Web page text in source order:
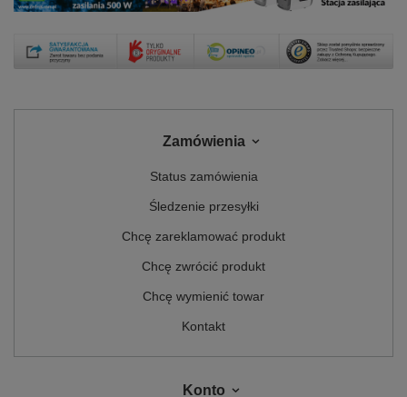
Zamówienia
Status zamówienia
Śledzenie przesyłki
Chcę zareklamować produkt
Chcę zwrócić produkt
Chcę wymienić towar
Kontakt
Konto